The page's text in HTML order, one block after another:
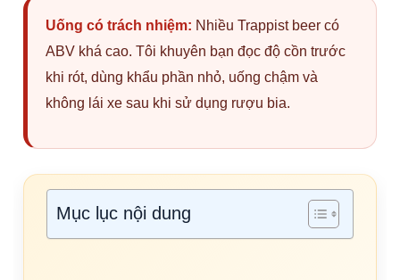
Uống có trách nhiệm: Nhiều Trappist beer có
ABV khá cao. Tôi khuyên bạn đọc độ cồn trước
khi rót, dùng khẩu phần nhỏ, uống chậm và
không lái xe sau khi sử dụng rượu bia.
Mục lục nội dung